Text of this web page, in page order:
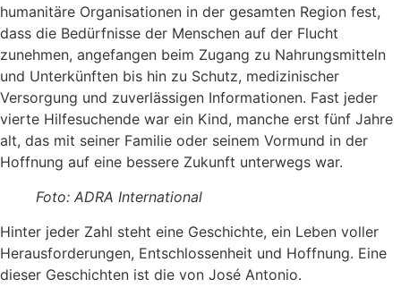
humanitäre Organisationen in der gesamten Region fest,
dass die Bedürfnisse der Menschen auf der Flucht
zunehmen, angefangen beim Zugang zu Nahrungsmitteln
und Unterkünften bis hin zu Schutz, medizinischer
Versorgung und zuverlässigen Informationen. Fast jeder
vierte Hilfesuchende war ein Kind, manche erst fünf Jahre
alt, das mit seiner Familie oder seinem Vormund in der
Hoffnung auf eine bessere Zukunft unterwegs war.
Foto: ADRA International
Hinter jeder Zahl steht eine Geschichte, ein Leben voller
Herausforderungen, Entschlossenheit und Hoffnung. Eine
dieser Geschichten ist die von José Antonio.